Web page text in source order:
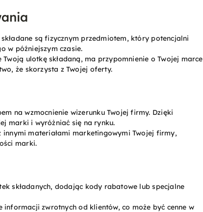
są fizycznym przedmiotem, który potencjalni
w późniejszym czasie.
ulotkę składaną, ma przypomnienie o Twojej marce
że skorzysta z Twojej oferty.
na wzmocnienie wizerunku Twojej firmy. Dzięki
marki i wyróżniać się na rynku.
innymi materiałami marketingowymi Twojej firmy,
marki.
składanych, dodając kody rabatowe lub specjalne
zwrotnych od klientów, co może być cenne w